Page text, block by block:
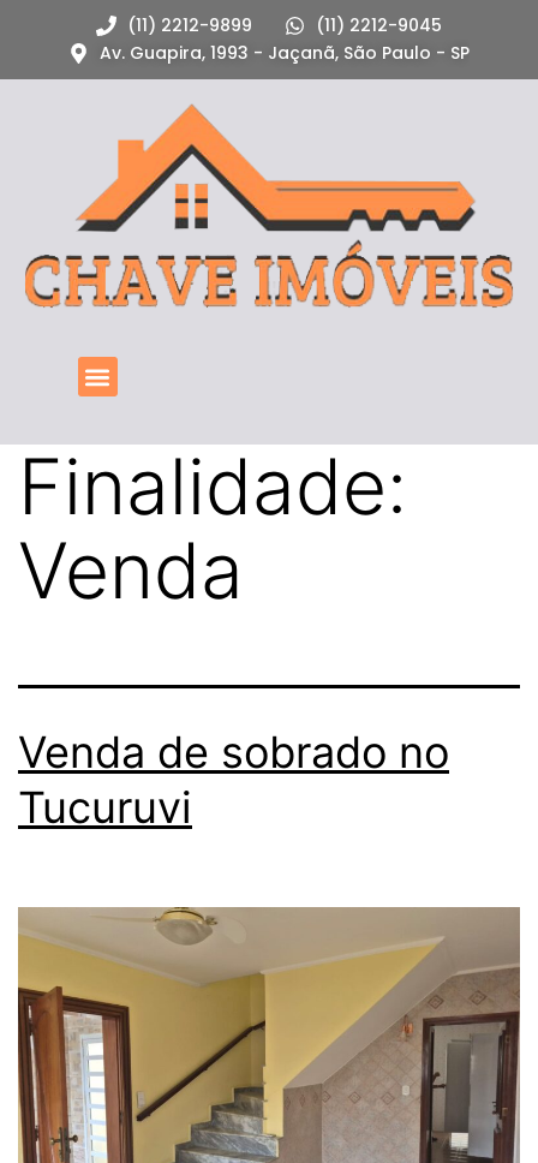
(11) 2212-9899
(11) 2212-9045
Av. Guapira, 1993 - Jaçanã, São Paulo - SP
Finalidade:
Venda
Venda de sobrado no
Tucuruvi